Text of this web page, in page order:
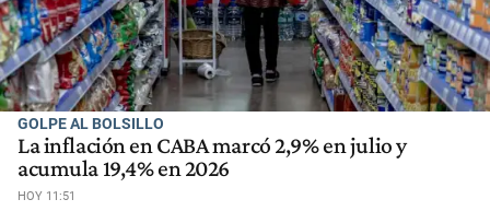
GOLPE AL BOLSILLO
La inflación en CABA marcó 2,9% en julio y
acumula 19,4% en 2026
HOY 11:51